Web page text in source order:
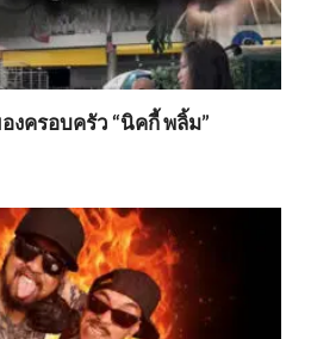
ครอบครัว “นิคกี้ พลิ้ม”